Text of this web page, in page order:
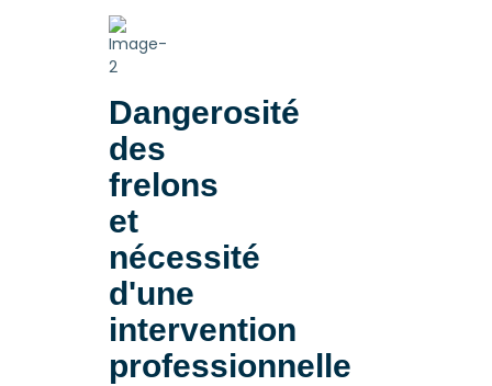
Dangerosité
des
frelons
et
nécessité
d'une
intervention
professionnelle